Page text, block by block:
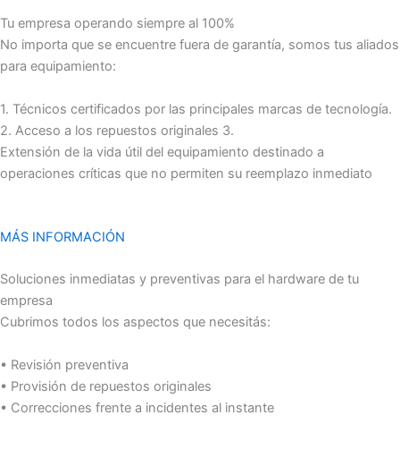
Tu empresa operando siempre al 100%
No importa que se encuentre fuera de garantía, somos tus aliados
para equipamiento:
1. Técnicos certificados por las principales marcas de tecnología.
2. Acceso a los repuestos originales 3.
Extensión de la vida útil del equipamiento destinado a
operaciones críticas que no permiten su reemplazo inmediato
MÁS INFORMACIÓN
Soluciones inmediatas y preventivas para el hardware de tu
empresa
Cubrimos todos los aspectos que necesitás:
• Revisión preventiva
• Provisión de repuestos originales
• Correcciones frente a incidentes al instante